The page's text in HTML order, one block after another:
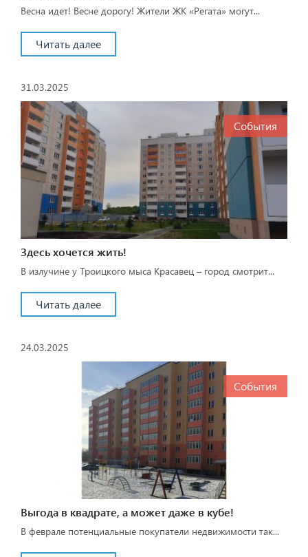
Весна идет! Весне дорогу! Жители ЖК «Регата» могут...
Читать далее
31.03.2025
События
Здесь хочется жить!
В излучине у Троицкого мыса Красавец – город смотрит...
Читать далее
24.03.2025
События
Выгода в квадрате, а может даже в кубе!
В феврале потенциальные покупатели недвижимости так...